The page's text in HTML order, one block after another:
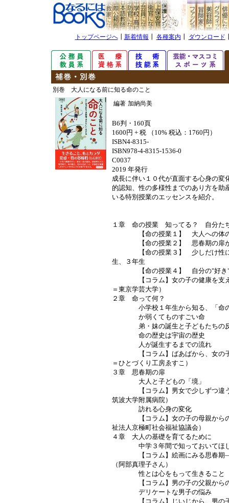
トップページへ┃ 新着情報 各種案内 ダウンロード
別巻 大人になる前に知る命のこと
編著 加納尚美
B6判・160頁
1600円 + 税 （10% 税込：1760円）
ISBN4-8315-
ISBN978-4-8315-1536-0
C0037
2019 年発行
成長に伴い１０代が直面する心身の変
的認知、性の多様性までのあり方を助
いる特別授業のエッセンスを紹介。
１章 命の授業 知ってる？ 自分た
【命の授業１】 大人への体の
【命の授業２】 思春期の扉が
【命の授業３】 少しだけ性に
生、３年生
【命の授業４】 自分の"好き"
【コラム】女の子の健康を支え
＝東京学芸大学）
２章 命って何？
小学校１年生から知る、「命
か弱くてものすごい命
弟・妹の誕生と子どもたちの
命の歴史は宇宙の歴史
人が誕生するまでの流れ
【コラム】ばあばから、女の子
＝ひとづくり工房ゑすこ）
３章 思春期の扉
大人と子どもの「境」
【コラム】男女で少しずつ違う
筑波大学附属病院）
訪れる心身の変化
【コラム】女の子の母親からの
祉法人京極町社会福祉協議会）
４章 大人の基礎を育てるために
中学３年間で知っておいてほ
【コラム】絵画にみる思春期
（阿部真理子さん）
性とは心をもって生きること
【コラム】男の子の父親からの
デリケートな男子の悩み
【コラム】じいじから、男の子